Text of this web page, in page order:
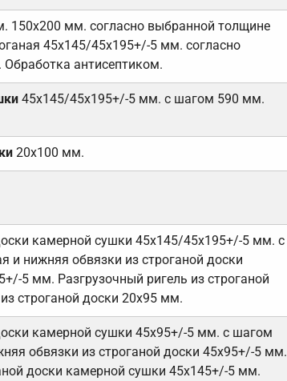
150х200 мм. согласно выбранной толщине
45х145/45х195+/-5 мм. согласно
антисептиком.
45х145/45х195+/-5 мм. с шагом 590 мм.
20х100 мм.
камерной сушки 45х145/45х195+/-5 мм. с
и нижняя обвязки из строганой доски
5 мм. Разгрузочный ригель из строганой
строганой доски 20х95 мм.
камерной сушки 45х95+/-5 мм. с шагом
обвязки из строганой доски 45х95+/-5 мм.
доски камерной сушки 45х145+/-5 мм.